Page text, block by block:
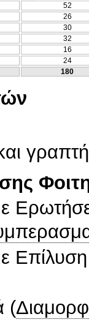
52
26
30
32
16
24
180
(